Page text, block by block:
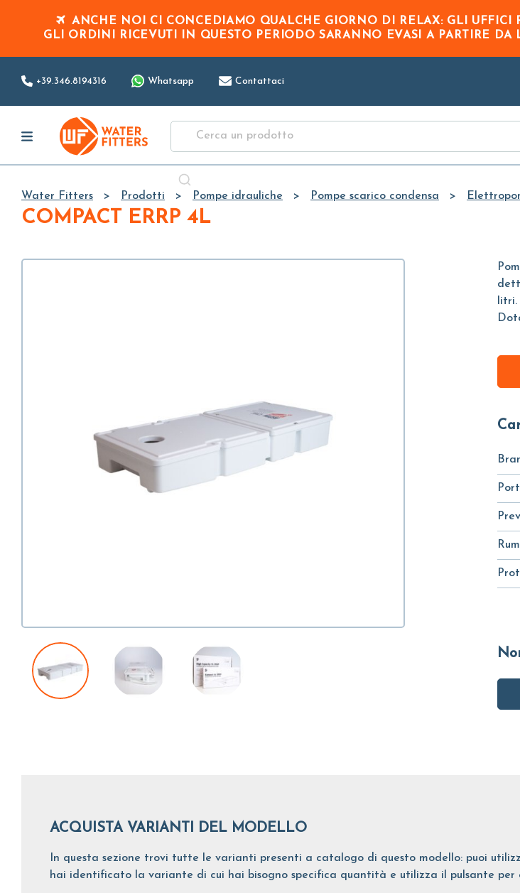
Main
Content
ANCHE NOI CI CONCEDIAMO QUALCHE GIORNO DI RELAX: GLI UFFICI
GLI ORDINI RICEVUTI IN QUESTO PERIODOSARANNO EVASI A PARTIRE DA
+39.346.8194316 Whatsapp Contattaci
Water Fitters Prodotti Pompe idrauliche Pompe scarico condensa
COMPACT ERRP 4L
ACQUISTA VARIANTI DEL MODELLO
In questa sezione trovi tutte le varianti presenti a catalogo di questo modello: puoi
hai identificato la variante di cui hai bisogno specifica quantità e utilizza il pulsante per